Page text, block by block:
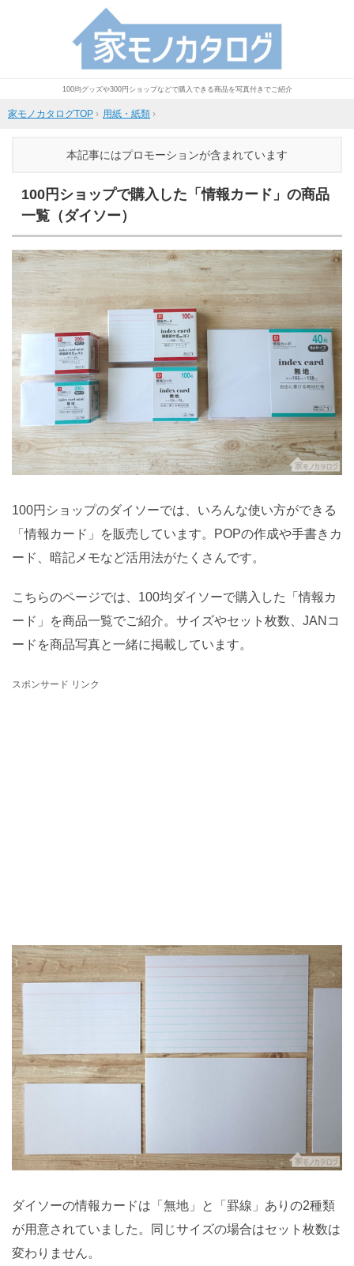
100均グッズや300円ショップなどで購入できる商品を写真付きでご紹介
家モノカタログTOP › 用紙・紙類 ›
本記事にはプロモーションが含まれています
100円ショップで購入した「情報カード」の商品
一覧（ダイソー）
100円ショップのダイソーでは、いろんな使い方ができる
「情報カード」を販売しています。POPの作成や手書きカ
ード、暗記メモなど活用法がたくさんです。
こちらのページでは、100均ダイソーで購入した「情報カ
ード」を商品一覧でご紹介。サイズやセット枚数、JANコ
ードを商品写真と一緒に掲載しています。
スポンサード リンク
ダイソーの情報カードは「無地」と「罫線」ありの2種類
が用意されていました。同じサイズの場合はセット枚数は
変わりません。